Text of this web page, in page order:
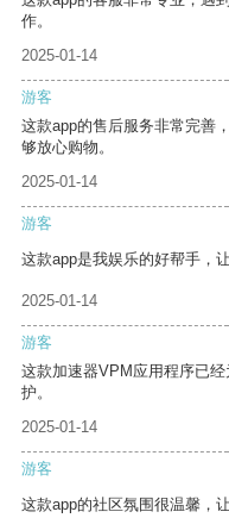
作。
2025-01-14
游客
这款app的售后服务非常完善
够放心购物。
2025-01-14
游客
这款app是我娱乐的好帮手，
2025-01-14
游客
这款加速器VPM应用程序已
护。
2025-01-14
游客
这款app的社区氛围很温馨，